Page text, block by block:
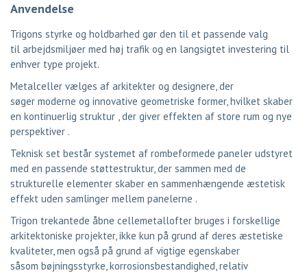
Anvendelse
Trigons styrke og holdbarhed gør den til et passende valg
til arbejdsmiljøer med høj trafik og en langsigtet investering til
enhver type projekt.
Metalceller vælges af arkitekter og designere, der
søger moderne og innovative geometriske former, hvilket skaber
en kontinuerlig struktur , der giver effekten af store rum og nye
perspektiver .
Teknisk set består systemet af rombeformede paneler udstyret
med en passende støttestruktur, der sammen med de
strukturelle elementer skaber en sammenhængende æstetisk
effekt uden samlinger mellem panelerne .
Trigon trekantede åbne cellemetallofter bruges i forskellige
arkitektoniske projekter, ikke kun på grund af deres æstetiske
kvaliteter, men også på grund af vigtige egenskaber
såsom bøjningsstyrke, korrosionsbestandighed, relativ